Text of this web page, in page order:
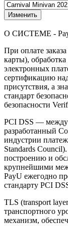
Изменить
О СИСТЕМЕ -
При оплате
карты),
электронных
сертификацию
присутствия, а
стандарт
безопасности
PCI DSS —
разработанный
индустрии
Standards
построению и
крупнейшими
PayU ежегодно
стандарту PCI
TLS (transport
транспортного
механизм,